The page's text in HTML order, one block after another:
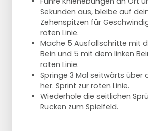
Sekunden aus, bleibe auf
Zehenspitzen für
roten Linie.
Mache 5 Ausfallschritte mit
Bein und 5 mit dem linken
roten Linie.
Springe 3 Mal seitwärts über
her. Sprint zur roten Linie.
Wiederhole die seitlichen
Rücken zum Spielfeld.